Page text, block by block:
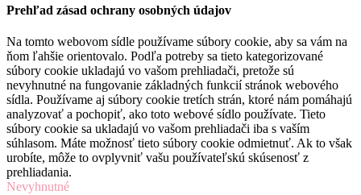
Prehľad zásad ochrany osobných údajov
Na tomto webovom sídle používame súbory cookie, aby sa vám na
ňom ľahšie orientovalo. Podľa potreby sa tieto kategorizované
súbory cookie ukladajú vo vašom prehliadači, pretože sú
nevyhnutné na fungovanie základných funkcií stránok webového
sídla. Používame aj súbory cookie tretích strán, ktoré nám pomáhajú
analyzovať a pochopiť, ako toto webové sídlo používate. Tieto
súbory cookie sa ukladajú vo vašom prehliadači iba s vaším
súhlasom. Máte možnosť tieto súbory cookie odmietnuť. Ak to však
urobíte, môže to ovplyvniť vašu používateľskú skúsenosť z
prehliadania.
Nevyhnutné